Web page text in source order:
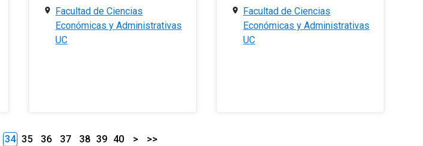
Facultad de Ciencias
Económicas y Administrativas
UC
Facultad de Ciencias
Económicas y Administrativas
UC
34 35 36 37 38 39 40 > >>